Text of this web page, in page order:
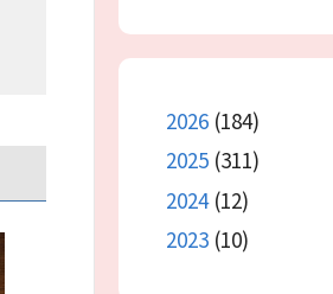
2026 (184)
2025 (311)
2024(12)
2023 (10)